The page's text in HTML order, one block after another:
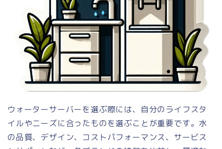
ウォーターサーバーを選ぶ際には、自分のライフスタ
イルやニーズに合ったものを選ぶことが重要です。水
の品質、デザイン、コストパフォーマンス、サービス